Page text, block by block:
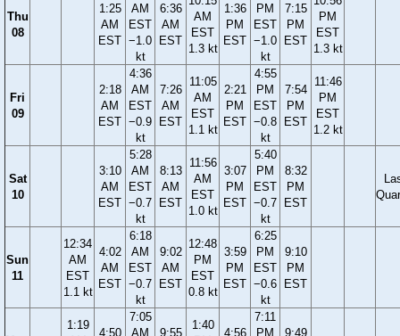
Thu
08
1:25
AM
EST
AM
EST
−1.0
kt
6:36
AM
EST
AM
EST
1.3 kt
1:36
PM
EST
PM
EST
−1.0
kt
7:15
PM
EST
PM
EST
1.3 kt
Fri
09
2:18
AM
EST
4:36
AM
EST
−0.9
kt
7:26
AM
EST
11:05
AM
EST
1.1 kt
2:21
PM
EST
4:55
PM
EST
−0.8
kt
7:54
PM
EST
11:46
PM
EST
1.2 kt
Sat
10
3:10
AM
EST
5:28
AM
EST
−0.7
kt
8:13
AM
EST
11:56
AM
EST
1.0 kt
3:07
PM
EST
5:40
PM
EST
−0.7
kt
8:32
PM
EST
Sun
11
12:34
AM
EST
1.1 kt
4:02
AM
EST
6:18
AM
EST
−0.7
kt
9:02
AM
EST
12:48
PM
EST
0.8 kt
3:59
PM
EST
6:25
PM
EST
−0.6
kt
9:10
PM
EST
1:19
4:50
7:05
AM
9:55
1:40
4:56
7:11
PM
9:49